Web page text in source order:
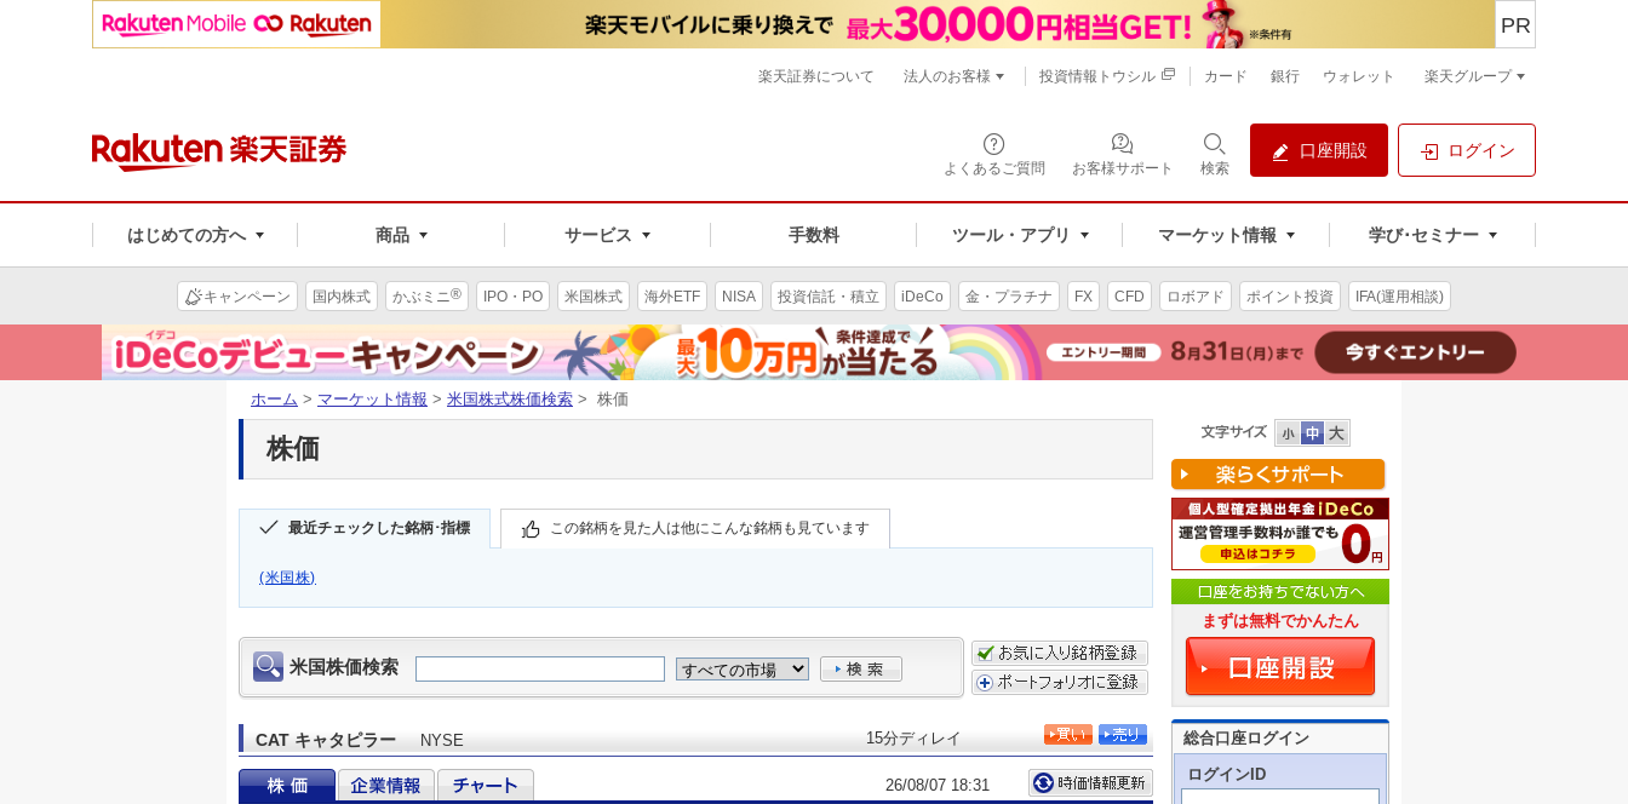
よくあるご質問 お客様サポート 検索
口座開設 ログイン
はじめての方へ 商品 サービス 手数料 ツール・アプリ マーケット情報 学び･セミナー
PR
楽天証券について 法人のお客様 投資情報トウシル カード 銀行 ウォレット 楽天グループ
キャンペーン 国内株式 かぶミニ® IPO・PO 米国株式 海外ETF NISA 投資信託・積立 iDeCo 金・プラチナ FX CFD ロボアド ポイント投資 IFA(運用相談)
ホーム > マーケット情報 > 米国株式株価検索 > 株価
株価
最近チェックした銘柄･指標 この銘柄を見た人は他にこんな銘柄も見ています
(米国株)
まずは無料でかんたん
総合口座ログイン
ログインID